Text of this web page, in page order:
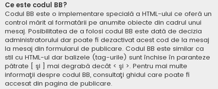
Ce este codul BB?
Codul BB este o implementare specială a HTML-ului ce oferă un
control mărit al formatării pe anumite obiecte din cadrul unui
mesaj. Posibilitatea de a folosi codul BB este dată de decizia
administratorului dar poate fi dezactivat acest cod de la mesaj
la mesaj din formularul de publicare. Codul BB este similar ca
stil cu HTML-ul dar balizele (tag-urile) sunt închise în paranteze
pătrate [ şi ] mai degrabă decât < şi >. Pentru mai multe
informaţii despre codul BB, consultaţi ghidul care poate fi
accesat din pagina de publicare.